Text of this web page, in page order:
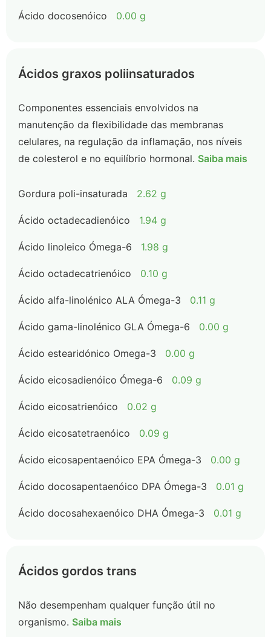
Ácido docosenóico 0.00 g
Ácidos graxos poliinsaturados
Componentes essenciais envolvidos na
manutenção da flexibilidade das membranas
celulares, na regulação da inflamação, nos níveis
de colesterol e no equilíbrio hormonal. Saiba mais
Gordura poli-insaturada 2.62 g
Ácido octadecadienóico 1.94 g
Ácido linoleico Ómega-6 1.98 g
Ácido octadecatrienóico 0.10 g
Ácido alfa-linolénico ALA Ómega-3 0.11 g
Ácido gama-linolénico GLA Ómega-6 0.00 g
Ácido estearidónico Omega-3 0.00 g
Ácido eicosadienóico Ómega-6 0.09 g
Ácido eicosatrienóico 0.02 g
Ácido eicosatetraenóico 0.09 g
Ácido eicosapentaenóico EPA Ómega-3 0.00 g
Ácido docosapentaenóico DPA Ómega-3 0.01 g
Ácido docosahexaenóico DHA Ómega-3 0.01 g
Ácidos gordos trans
Não desempenham qualquer função útil no
organismo. Saiba mais